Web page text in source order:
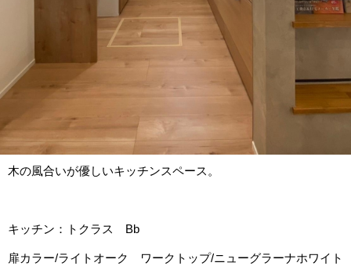
木の風合いが優しいキッチンスペース。
キッチン：トクラス Bb
扉カラー/ライトオーク ワークトップ/ニューグラーナホワイト